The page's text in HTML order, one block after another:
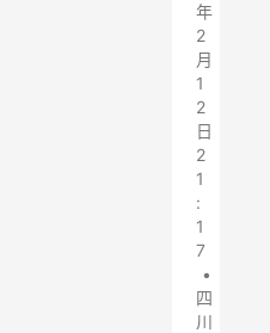
年
2
月
1
2
日
2
1
:
1
7
•
四
川